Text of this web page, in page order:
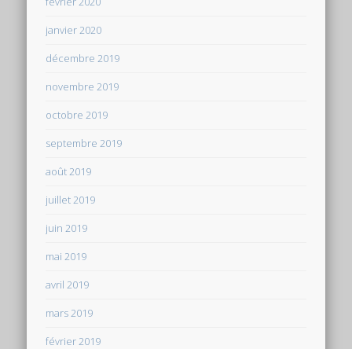
janvier 2020
décembre 2019
novembre 2019
octobre 2019
septembre 2019
août 2019
juillet 2019
juin 2019
mai 2019
avril 2019
mars 2019
février 2019